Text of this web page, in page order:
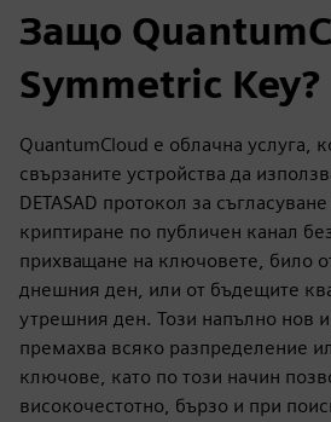
Защо
Symmetric Key?
QuantumCloud е облачна услуга,
свързаните устройства да
DETASAD протокол за
криптиране по публичен канал
прихващане на ключовете, било
днешния ден, или от бъдещите
утрешния ден. Този напълно нов
премахва всяко разпределение
ключове, като по този начин
високочестотно, бързо и при